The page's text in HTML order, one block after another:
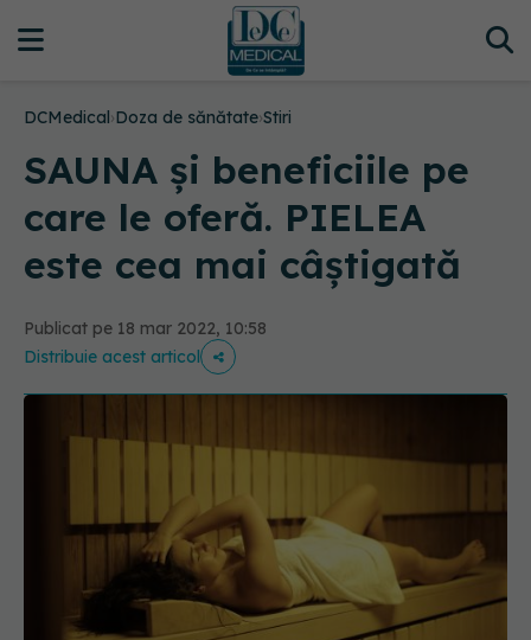
DCMedical›Doza de sănătate›Stiri
SAUNA și beneficiile pe
care le oferă. PIELEA
este cea mai câștigată
Publicat pe 18 mar 2022, 10:58
Distribuie acest articol